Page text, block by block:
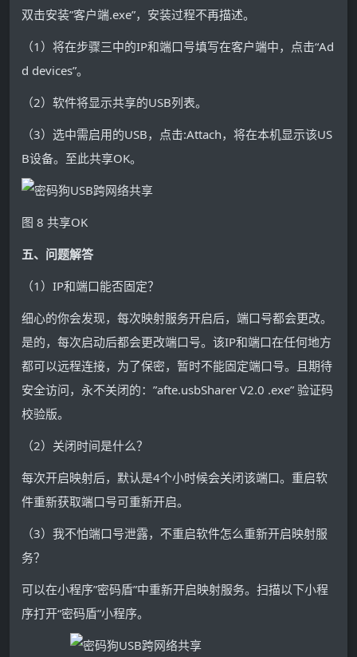
双击安装”客户端.exe”，安装过程不再描述。
（1）将在步骤三中的IP和端口号填写在客户端中，点击“Ad
d devices”。
（2）软件将显示共享的USB列表。
（3）选中需启用的USB，点击:Attach，将在本机显示该US
B设备。至此共享OK。
图 8 共享OK
五、问题解答
（1）IP和端口能否固定？
细心的你会发现，每次映射服务开启后，端口号都会更改。
是的，每次启动后都会更改端口号。该IP和端口在任何地方
都可以远程连接，为了保密，暂时不能固定端口号。且期待
安全访问，永不关闭的：”afte.usbSharer V2.0 .exe” 验证码
校验版。
（2）关闭时间是什么？
每次开启映射后，默认是4个小时候会关闭该端口。重启软
件重新获取端口号可重新开启。
（3）我不怕端口号泄露，不重启软件怎么重新开启映射服
务？
可以在小程序”密码盾”中重新开启映射服务。扫描以下小程
序打开“密码盾”小程序。